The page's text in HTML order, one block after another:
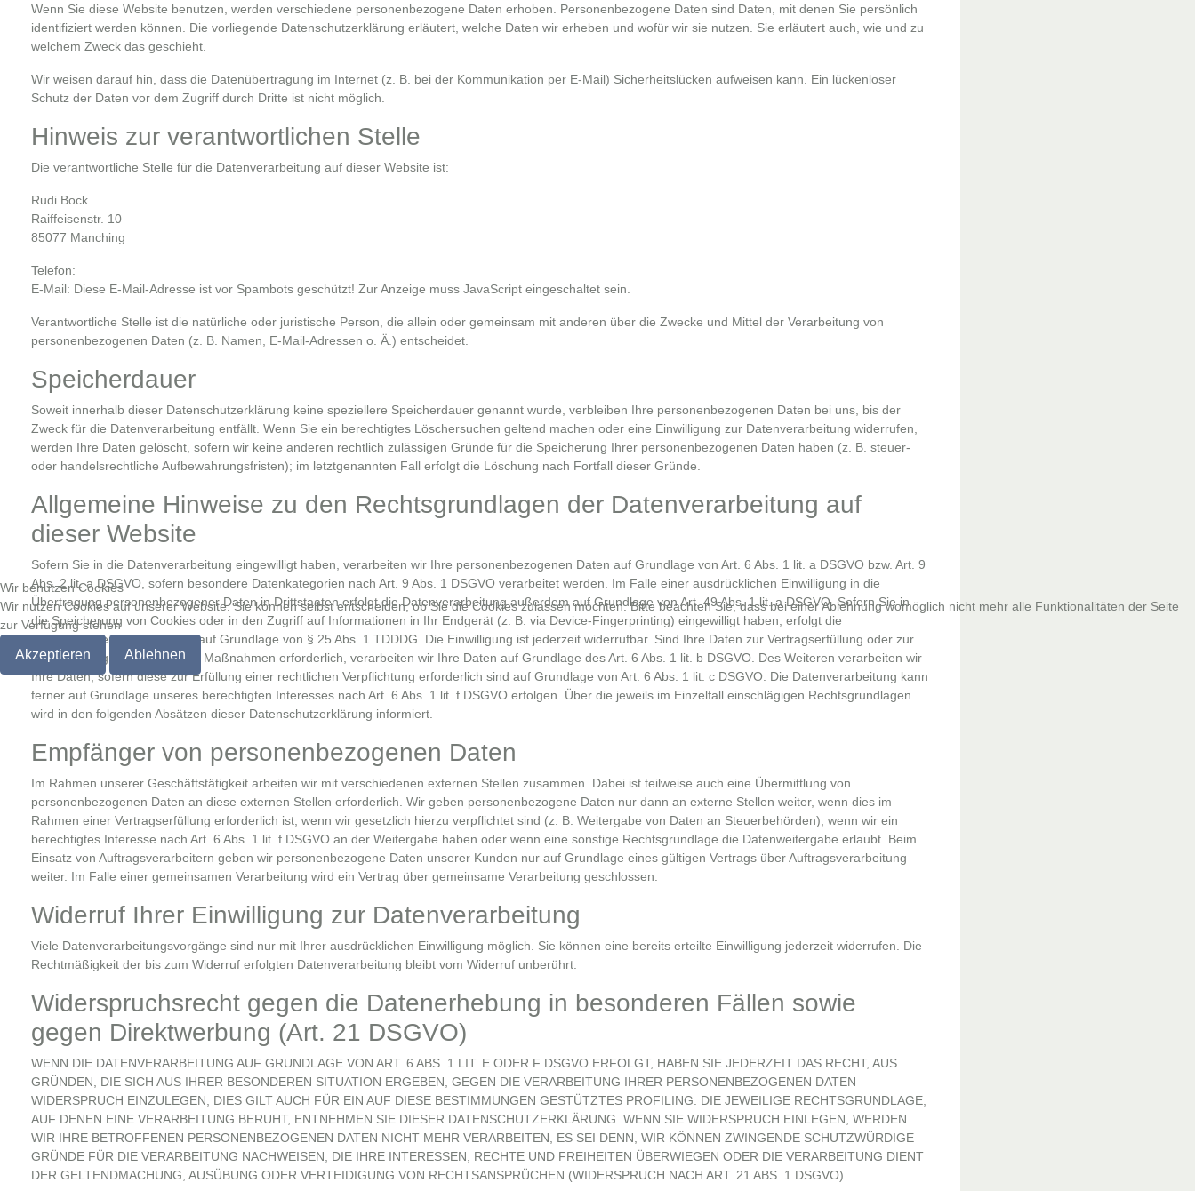
Wenn Sie diese Website benutzen, werden verschiedene personenbezogene Daten erhoben. Personenbezogene Daten sind Daten, mit denen Sie persönlich
identifiziert werden können. Die vorliegende Datenschutzerklärung erläutert, welche Daten wir erheben und wofür wir sie nutzen. Sie erläutert auch, wie und zu
welchem Zweck das geschieht.
Wir weisen darauf hin, dass die Datenübertragung im Internet (z. B. bei der Kommunikation per E-Mail) Sicherheitslücken aufweisen kann. Ein lückenloser
Schutz der Daten vor dem Zugriff durch Dritte ist nicht möglich.
Hinweis zur verantwortlichen Stelle
Die verantwortliche Stelle für die Datenverarbeitung auf dieser Website ist:
Rudi Bock
Raiffeisenstr. 10
85077 Manching
Telefon:
E-Mail: Diese E-Mail-Adresse ist vor Spambots geschützt! Zur Anzeige muss JavaScript eingeschaltet sein.
Verantwortliche Stelle ist die natürliche oder juristische Person, die allein oder gemeinsam mit anderen über die Zwecke und Mittel der Verarbeitung von
personenbezogenen Daten (z. B. Namen, E-Mail-Adressen o. Ä.) entscheidet.
Speicherdauer
Soweit innerhalb dieser Datenschutzerklärung keine speziellere Speicherdauer genannt wurde, verbleiben Ihre personenbezogenen Daten bei uns, bis der
Zweck für die Datenverarbeitung entfällt. Wenn Sie ein berechtigtes Löschersuchen geltend machen oder eine Einwilligung zur Datenverarbeitung widerrufen,
werden Ihre Daten gelöscht, sofern wir keine anderen rechtlich zulässigen Gründe für die Speicherung Ihrer personenbezogenen Daten haben (z. B. steuer-
oder handelsrechtliche Aufbewahrungsfristen); im letztgenannten Fall erfolgt die Löschung nach Fortfall dieser Gründe.
Allgemeine Hinweise zu den Rechtsgrundlagen der Datenverarbeitung auf
dieser Website
Sofern Sie in die Datenverarbeitung eingewilligt haben, verarbeiten wir Ihre personenbezogenen Daten auf Grundlage von Art. 6 Abs. 1 lit. a DSGVO bzw. Art. 9
Abs. 2 lit. a DSGVO, sofern besondere Datenkategorien nach Art. 9 Abs. 1 DSGVO verarbeitet werden. Im Falle einer ausdrücklichen Einwilligung in die
Übertragung personenbezogener Daten in Drittstaaten erfolgt die Datenverarbeitung außerdem auf Grundlage von Art. 49 Abs. 1 lit. a DSGVO. Sofern Sie in
die Speicherung von Cookies oder in den Zugriff auf Informationen in Ihr Endgerät (z. B. via Device-Fingerprinting) eingewilligt haben, erfolgt die
Datenverarbeitung zusätzlich auf Grundlage von § 25 Abs. 1 TDDDG. Die Einwilligung ist jederzeit widerrufbar. Sind Ihre Daten zur Vertragserfüllung oder zur
Durchführung vorvertraglicher Maßnahmen erforderlich, verarbeiten wir Ihre Daten auf Grundlage des Art. 6 Abs. 1 lit. b DSGVO. Des Weiteren verarbeiten wir
Ihre Daten, sofern diese zur Erfüllung einer rechtlichen Verpflichtung erforderlich sind auf Grundlage von Art. 6 Abs. 1 lit. c DSGVO. Die Datenverarbeitung kann
ferner auf Grundlage unseres berechtigten Interesses nach Art. 6 Abs. 1 lit. f DSGVO erfolgen. Über die jeweils im Einzelfall einschlägigen Rechtsgrundlagen
wird in den folgenden Absätzen dieser Datenschutzerklärung informiert.
Empfänger von personenbezogenen Daten
Im Rahmen unserer Geschäftstätigkeit arbeiten wir mit verschiedenen externen Stellen zusammen. Dabei ist teilweise auch eine Übermittlung von
personenbezogenen Daten an diese externen Stellen erforderlich. Wir geben personenbezogene Daten nur dann an externe Stellen weiter, wenn dies im
Rahmen einer Vertragserfüllung erforderlich ist, wenn wir gesetzlich hierzu verpflichtet sind (z. B. Weitergabe von Daten an Steuerbehörden), wenn wir ein
berechtigtes Interesse nach Art. 6 Abs. 1 lit. f DSGVO an der Weitergabe haben oder wenn eine sonstige Rechtsgrundlage die Datenweitergabe erlaubt. Beim
Einsatz von Auftragsverarbeitern geben wir personenbezogene Daten unserer Kunden nur auf Grundlage eines gültigen Vertrags über Auftragsverarbeitung
weiter. Im Falle einer gemeinsamen Verarbeitung wird ein Vertrag über gemeinsame Verarbeitung geschlossen.
Widerruf Ihrer Einwilligung zur Datenverarbeitung
Viele Datenverarbeitungsvorgänge sind nur mit Ihrer ausdrücklichen Einwilligung möglich. Sie können eine bereits erteilte Einwilligung jederzeit widerrufen. Die
Rechtmäßigkeit der bis zum Widerruf erfolgten Datenverarbeitung bleibt vom Widerruf unberührt.
Widerspruchsrecht gegen die Datenerhebung in besonderen Fällen sowie
gegen Direktwerbung (Art. 21 DSGVO)
WENN DIE DATENVERARBEITUNG AUF GRUNDLAGE VON ART. 6 ABS. 1 LIT. E ODER F DSGVO ERFOLGT, HABEN SIE JEDERZEIT DAS RECHT, AUS
GRÜNDEN, DIE SICH AUS IHRER BESONDEREN SITUATION ERGEBEN, GEGEN DIE VERARBEITUNG IHRER PERSONENBEZOGENEN DATEN
WIDERSPRUCH EINZULEGEN; DIES GILT AUCH FÜR EIN AUF DIESE BESTIMMUNGEN GESTÜTZTES PROFILING. DIE JEWEILIGE RECHTSGRUNDLAGE,
AUF DENEN EINE VERARBEITUNG BERUHT, ENTNEHMEN SIE DIESER DATENSCHUTZERKLÄRUNG. WENN SIE WIDERSPRUCH EINLEGEN, WERDEN
WIR IHRE BETROFFENEN PERSONENBEZOGENEN DATEN NICHT MEHR VERARBEITEN, ES SEI DENN, WIR KÖNNEN ZWINGENDE SCHUTZWÜRDIGE
GRÜNDE FÜR DIE VERARBEITUNG NACHWEISEN, DIE IHRE INTERESSEN, RECHTE UND FREIHEITEN ÜBERWIEGEN ODER DIE VERARBEITUNG DIENT
DER GELTENDMACHUNG, AUSÜBUNG ODER VERTEIDIGUNG VON RECHTSANSPRÜCHEN (WIDERSPRUCH NACH ART. 21 ABS. 1 DSGVO).
Wir benutzen Cookies
Wir nutzen Cookies auf unserer Website. Sie können selbst entscheiden, ob Sie die Cookies zulassen möchten. Bitte beachten Sie, dass bei einer Ablehnung womöglich nicht mehr alle Funktionalitäten der Seite
zur Verfügung stehen
Akzeptieren Ablehnen